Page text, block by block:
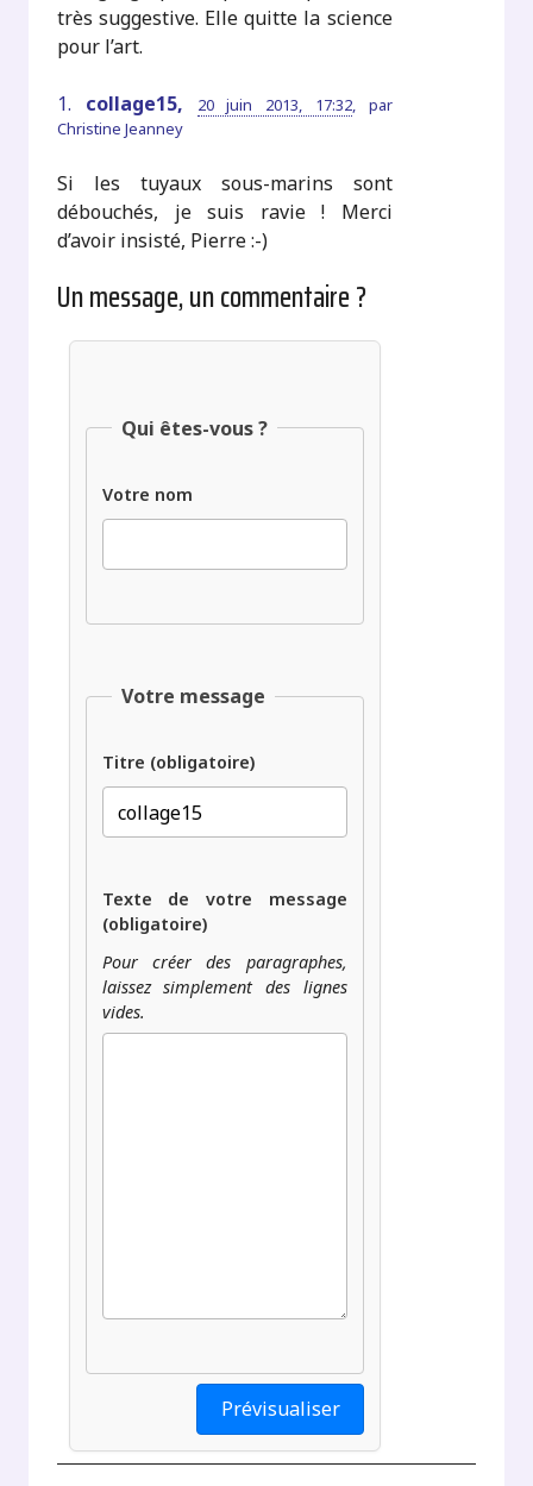
très suggestive. Elle quitte la science
pour l’art.
1. collage15, 20 juin 2013, 17:32, par
Christine Jeanney
Si les tuyaux sous-marins sont
débouchés, je suis ravie ! Merci
d’avoir insisté, Pierre :-)
Un message, un commentaire ?
Qui êtes-vous ?
Votre nom
Votre message
Titre (obligatoire)
Texte de votre message
(obligatoire)
Pour créer des paragraphes,
laissez simplement des lignes
vides.